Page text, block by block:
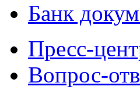
Банк
Пресс-
Вопрос-